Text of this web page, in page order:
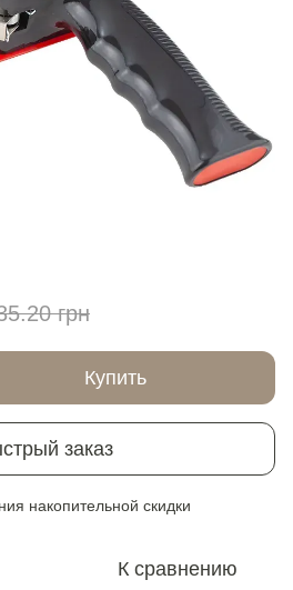
грн
Купить
заказ
накопительной скидки
К сравнению